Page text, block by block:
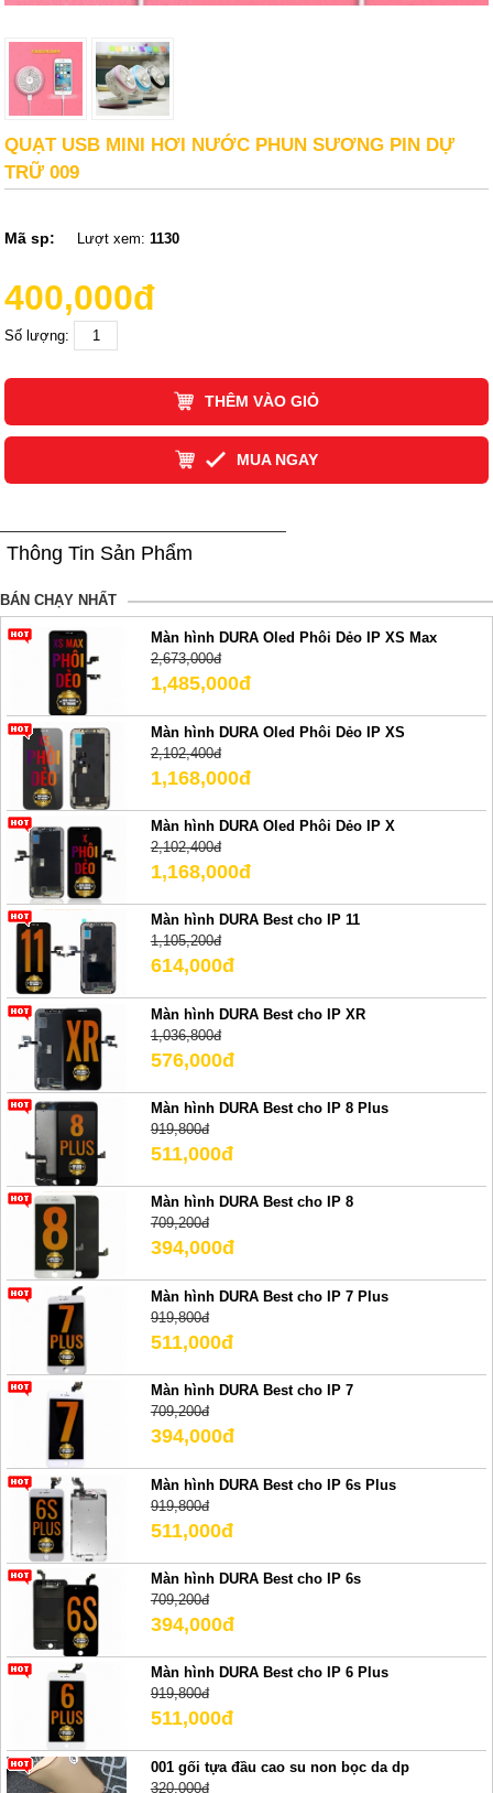
QUẠT USB MINI HƠI NƯỚC PHUN SƯƠNG PIN DỰ
TRỮ 009
Mã sp: Lượt xem:1130
400,000đ
Số lượng:
THÊM VÀO GIỎ
MUA NGAY
Thông Tin Sản Phẩm
BÁN CHẠY NHẤT
Màn hình DURA Oled Phôi Dẻo IP XS Max
2,673,000đ
1,485,000đ
Màn hình DURA Oled Phôi Dẻo IP XS
2,102,400đ
1,168,000đ
Màn hình DURA Oled Phôi Dẻo IP X
2,102,400đ
1,168,000đ
Màn hình DURA Best cho IP 11
1,105,200đ
614,000đ
Màn hình DURA Best cho IP XR
1,036,800đ
576,000đ
Màn hình DURA Best cho IP 8 Plus
919,800đ
511,000đ
Màn hình DURA Best cho IP 8
709,200đ
394,000đ
Màn hình DURA Best cho IP 7 Plus
919,800đ
511,000đ
Màn hình DURA Best cho IP 7
709,200đ
394,000đ
Màn hình DURA Best cho IP 6s Plus
919,800đ
511,000đ
Màn hình DURA Best cho IP 6s
709,200đ
394,000đ
Màn hình DURA Best cho IP 6 Plus
919,800đ
511,000đ
001 gối tựa đầu cao su non bọc da dp
320,000đ